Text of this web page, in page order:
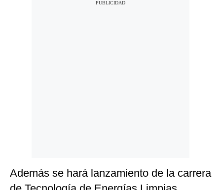
Además se hará lanzamiento de la carrera